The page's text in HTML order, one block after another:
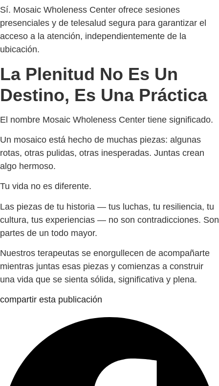
Sí. Mosaic Wholeness Center ofrece sesiones
presenciales y de telesalud segura para garantizar el
acceso a la atención, independientemente de la
ubicación.
La Plenitud No Es Un
Destino, Es Una Práctica
El nombre Mosaic Wholeness Center tiene significado.
Un mosaico está hecho de muchas piezas: algunas
rotas, otras pulidas, otras inesperadas. Juntas crean
algo hermoso.
Tu vida no es diferente.
Las piezas de tu historia — tus luchas, tu resiliencia, tu
cultura, tus experiencias — no son contradicciones. Son
partes de un todo mayor.
Nuestros terapeutas se enorgullecen de acompañarte
mientras juntas esas piezas y comienzas a construir
una vida que se sienta sólida, significativa y plena.
compartir esta publicación